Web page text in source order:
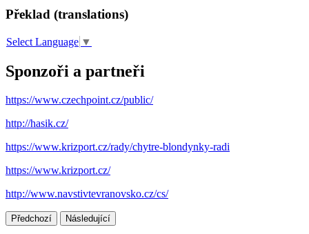
Překlad (translations)
Select Language ▼
Sponzoři a partneři
https://www.czechpoint.cz/public/
http://hasik.cz/
https://www.krizport.cz/rady/chytre-blondynky-radi
https://www.krizport.cz/
http://www.navstivtevranovsko.cz/cs/
Předchozí Následující